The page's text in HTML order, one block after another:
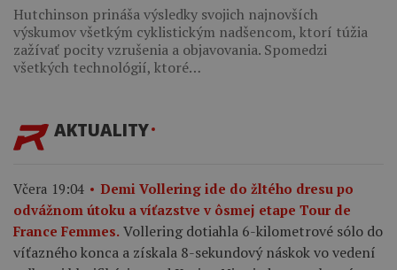
Hutchinson prináša výsledky svojich najnovších
výskumov všetkým cyklistickým nadšencom, ktorí túžia
zažívať pocity vzrušenia a objavovania. Spomedzi
všetkých technológií, ktoré…
AKTUALITY
Včera 19:04
Demi Vollering ide do žltého dresu po
odvážnom útoku a víťazstve v ôsmej etape Tour de
France Femmes. Vollering dotiahla 6-kilometrové sólo do
víťazného konca a získala 8-sekundový náskok vo vedení